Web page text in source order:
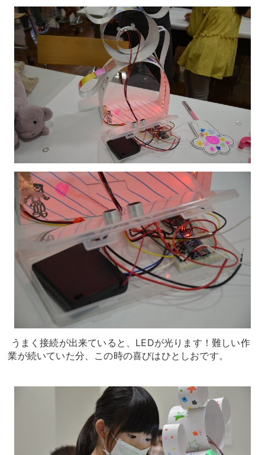
うまく接続が出来ていると、LEDが光ります！難しい作
業が続いていた分、この時の喜びはひとしおです。